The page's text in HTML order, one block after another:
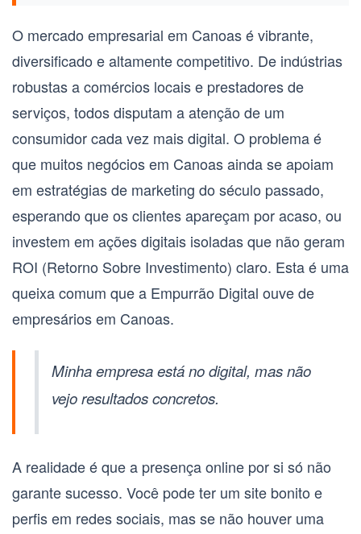
O mercado empresarial em Canoas é vibrante,
diversificado e altamente competitivo. De indústrias
robustas a comércios locais e prestadores de
serviços, todos disputam a atenção de um
consumidor cada vez mais digital. O problema é
que muitos negócios em Canoas ainda se apoiam
em estratégias de marketing do século passado,
esperando que os clientes apareçam por acaso, ou
investem em ações digitais isoladas que não geram
ROI (Retorno Sobre Investimento) claro. Esta é uma
queixa comum que a Empurrão Digital ouve de
empresários em Canoas.
Minha empresa está no digital, mas não
vejo resultados concretos.
A realidade é que a presença online por si só não
garante sucesso. Você pode ter um site bonito e
perfis em redes sociais, mas se não houver uma